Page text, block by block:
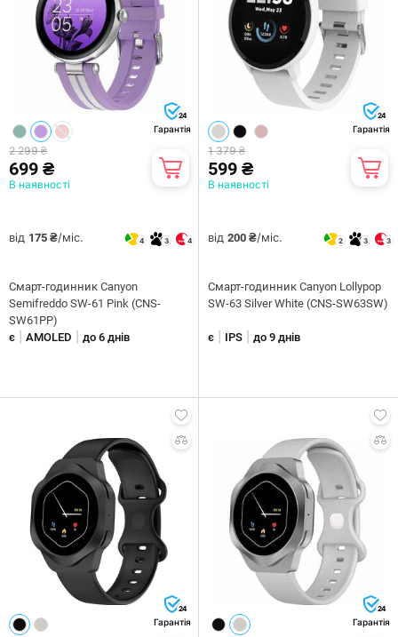
24
Гарантія
2 299 ₴
699 ₴
В наявності
від 175 ₴/міс. 4 3 4
Смарт-годинник Canyon
Semifreddo SW-61 Pink (CNS-
SW61PP)
є
AMOLED до 6 днів
24
Гарантія
1 379 ₴
599 ₴
В наявності
від 200 ₴/міс. 2 3 3
Смарт-годинник Canyon Lollypop
SW-63 Silver White (CNS-SW63SW)
є IPS до 9 днів
24
Гарантія
24
Гарантія